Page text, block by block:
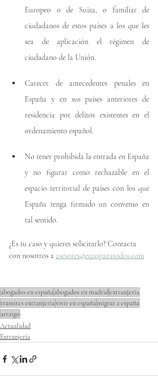
Europeo o de Suiza, o familiar de
ciudadanos de estos países a los que les
sea de aplicación el régimen de
ciudadano de la Unión.
Carecer de antecedentes penales en
España y en sus países anteriores de
residencia por delitos existentes en el
ordenamiento español.
No tener prohibida la entrada en España
y no figurar como rechazable en el
espacio territorial de países con los que
España tenga firmado un convenio en
tal sentido.
¿Es tu caso y quieres solicitarlo? Contacta
con nosotros a asesores@europaratodos.com
abogados en españaabogados en madridextranjeria
tramites extranjeriavivir en españamigrar a españa
arraigo
Actualidad
Extranjería